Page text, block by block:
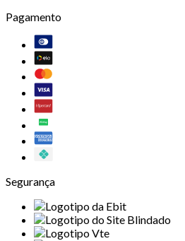
Pagamento
Segurança